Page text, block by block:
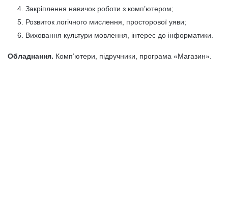
Закріплення навичок роботи з комп’ютером;
Розвиток логічного мислення, просторової уяви;
Виховання культури мовлення, інтерес до інформатики.
Обладнання. Комп’ютери, підручники, програма «Магазин».